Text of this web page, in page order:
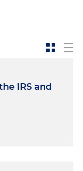
IRS and